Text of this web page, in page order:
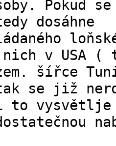
Pokud
dosáhne
nich v USA (
šířce
se již
to